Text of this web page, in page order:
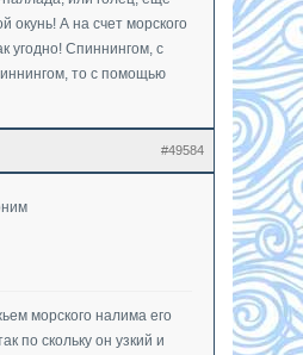
окунь! А на счет морского
угодно! Спиннингом, с
то с помощью
#49584
морского налима его
по скольку он узкий и